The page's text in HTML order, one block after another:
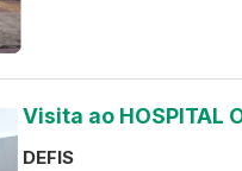
Visita ao HOSPITAL
DEFIS